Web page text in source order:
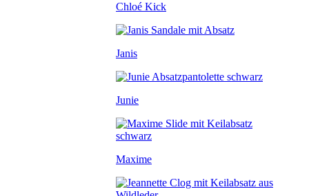
Chloé Kick
Janis
Junie
Maxime